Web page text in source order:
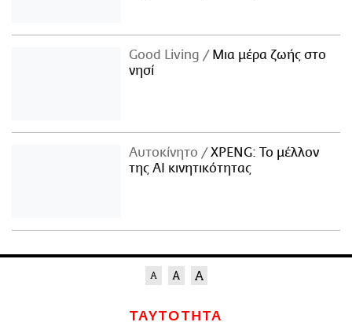
Good Living
Μια μέρα ζωής στο
νησί
Αυτοκίνητο
XPENG: Το μέλλον
της AI κινητικότητας
ΤΑΥΤΟΤΗΤΑ